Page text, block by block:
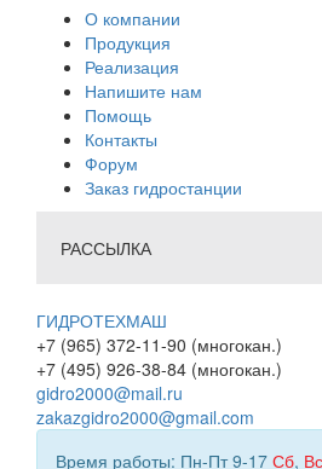
О компании
Продукция
Реализация
Напишите нам
Помощь
Контакты
Форум
Заказ гидростанции
РАССЫЛКА
ГИДРОТЕХМАШ
+7 (965) 372-11-90 (многокан.)
+7 (495) 926-38-84 (многокан.)
gidro2000@mail.ru
zakazgidro2000@gmail.com
Время работы: Пн-Пт 9-17 Сб, Вс